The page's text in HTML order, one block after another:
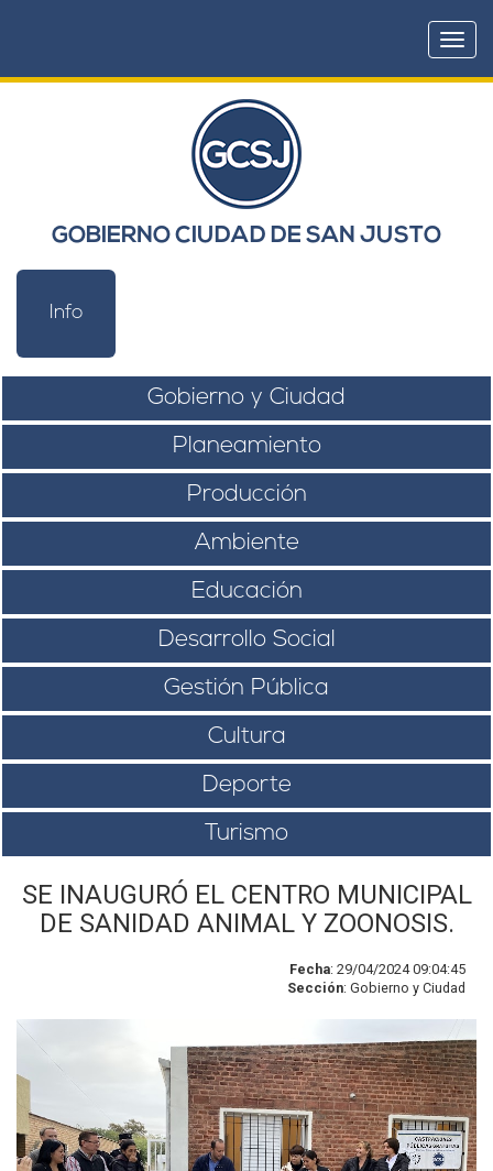
GOBIERNO CIUDAD DE SAN JUSTO
Info
Gobierno y Ciudad
Planeamiento
Producción
Ambiente
Educación
Desarrollo Social
Gestión Pública
Cultura
Deporte
Turismo
SE INAUGURÓ EL CENTRO MUNICIPAL
DE SANIDAD ANIMAL Y ZOONOSIS.
Fecha: 29/04/2024 09:04:45
Sección: Gobierno y Ciudad